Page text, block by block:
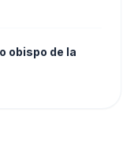
obispo de la